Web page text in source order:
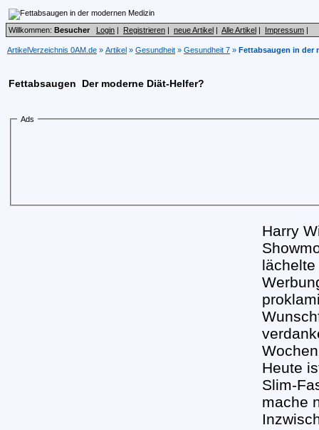
Willkommen: Besucher Login | Registrieren | neue Artikel | Alle Artikel | Impressum |
ArtikelVerzeichnis 0AM.de » Artikel » Gesundheit » Gesundheit 7 » Fettabsaugen in der
Fettabsaugen  Der moderne Diät-Helfer?
Ads
Harry
Heute
Slim-
mache